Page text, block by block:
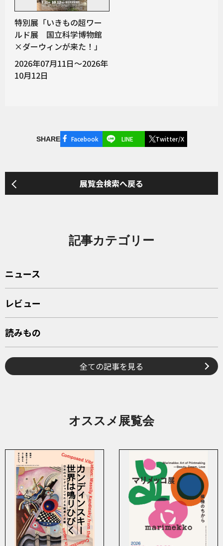
特別展「いきもの超ワー
ルド展 国立科学博物館
×ダーウィンが来た！」
2026年07月11日～2026年
10月12日
SHARE Facebook LINE Twitter/X
展覧会検索へ戻る
記事カテゴリー
ニュース
レビュー
読みもの
全ての記事を見る
オススメ展覧会